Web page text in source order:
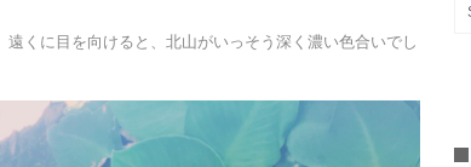
くに目を向けると、北山がいっそう深く濃い色合いでし